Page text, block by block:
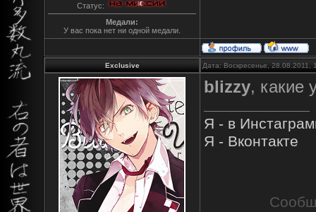
Статус:
Медали:
У вас пока нет ни одной медали.
Exclusive Дата: Воскресенье,
blizzy, какие
Я - в
Я - Вконтакте